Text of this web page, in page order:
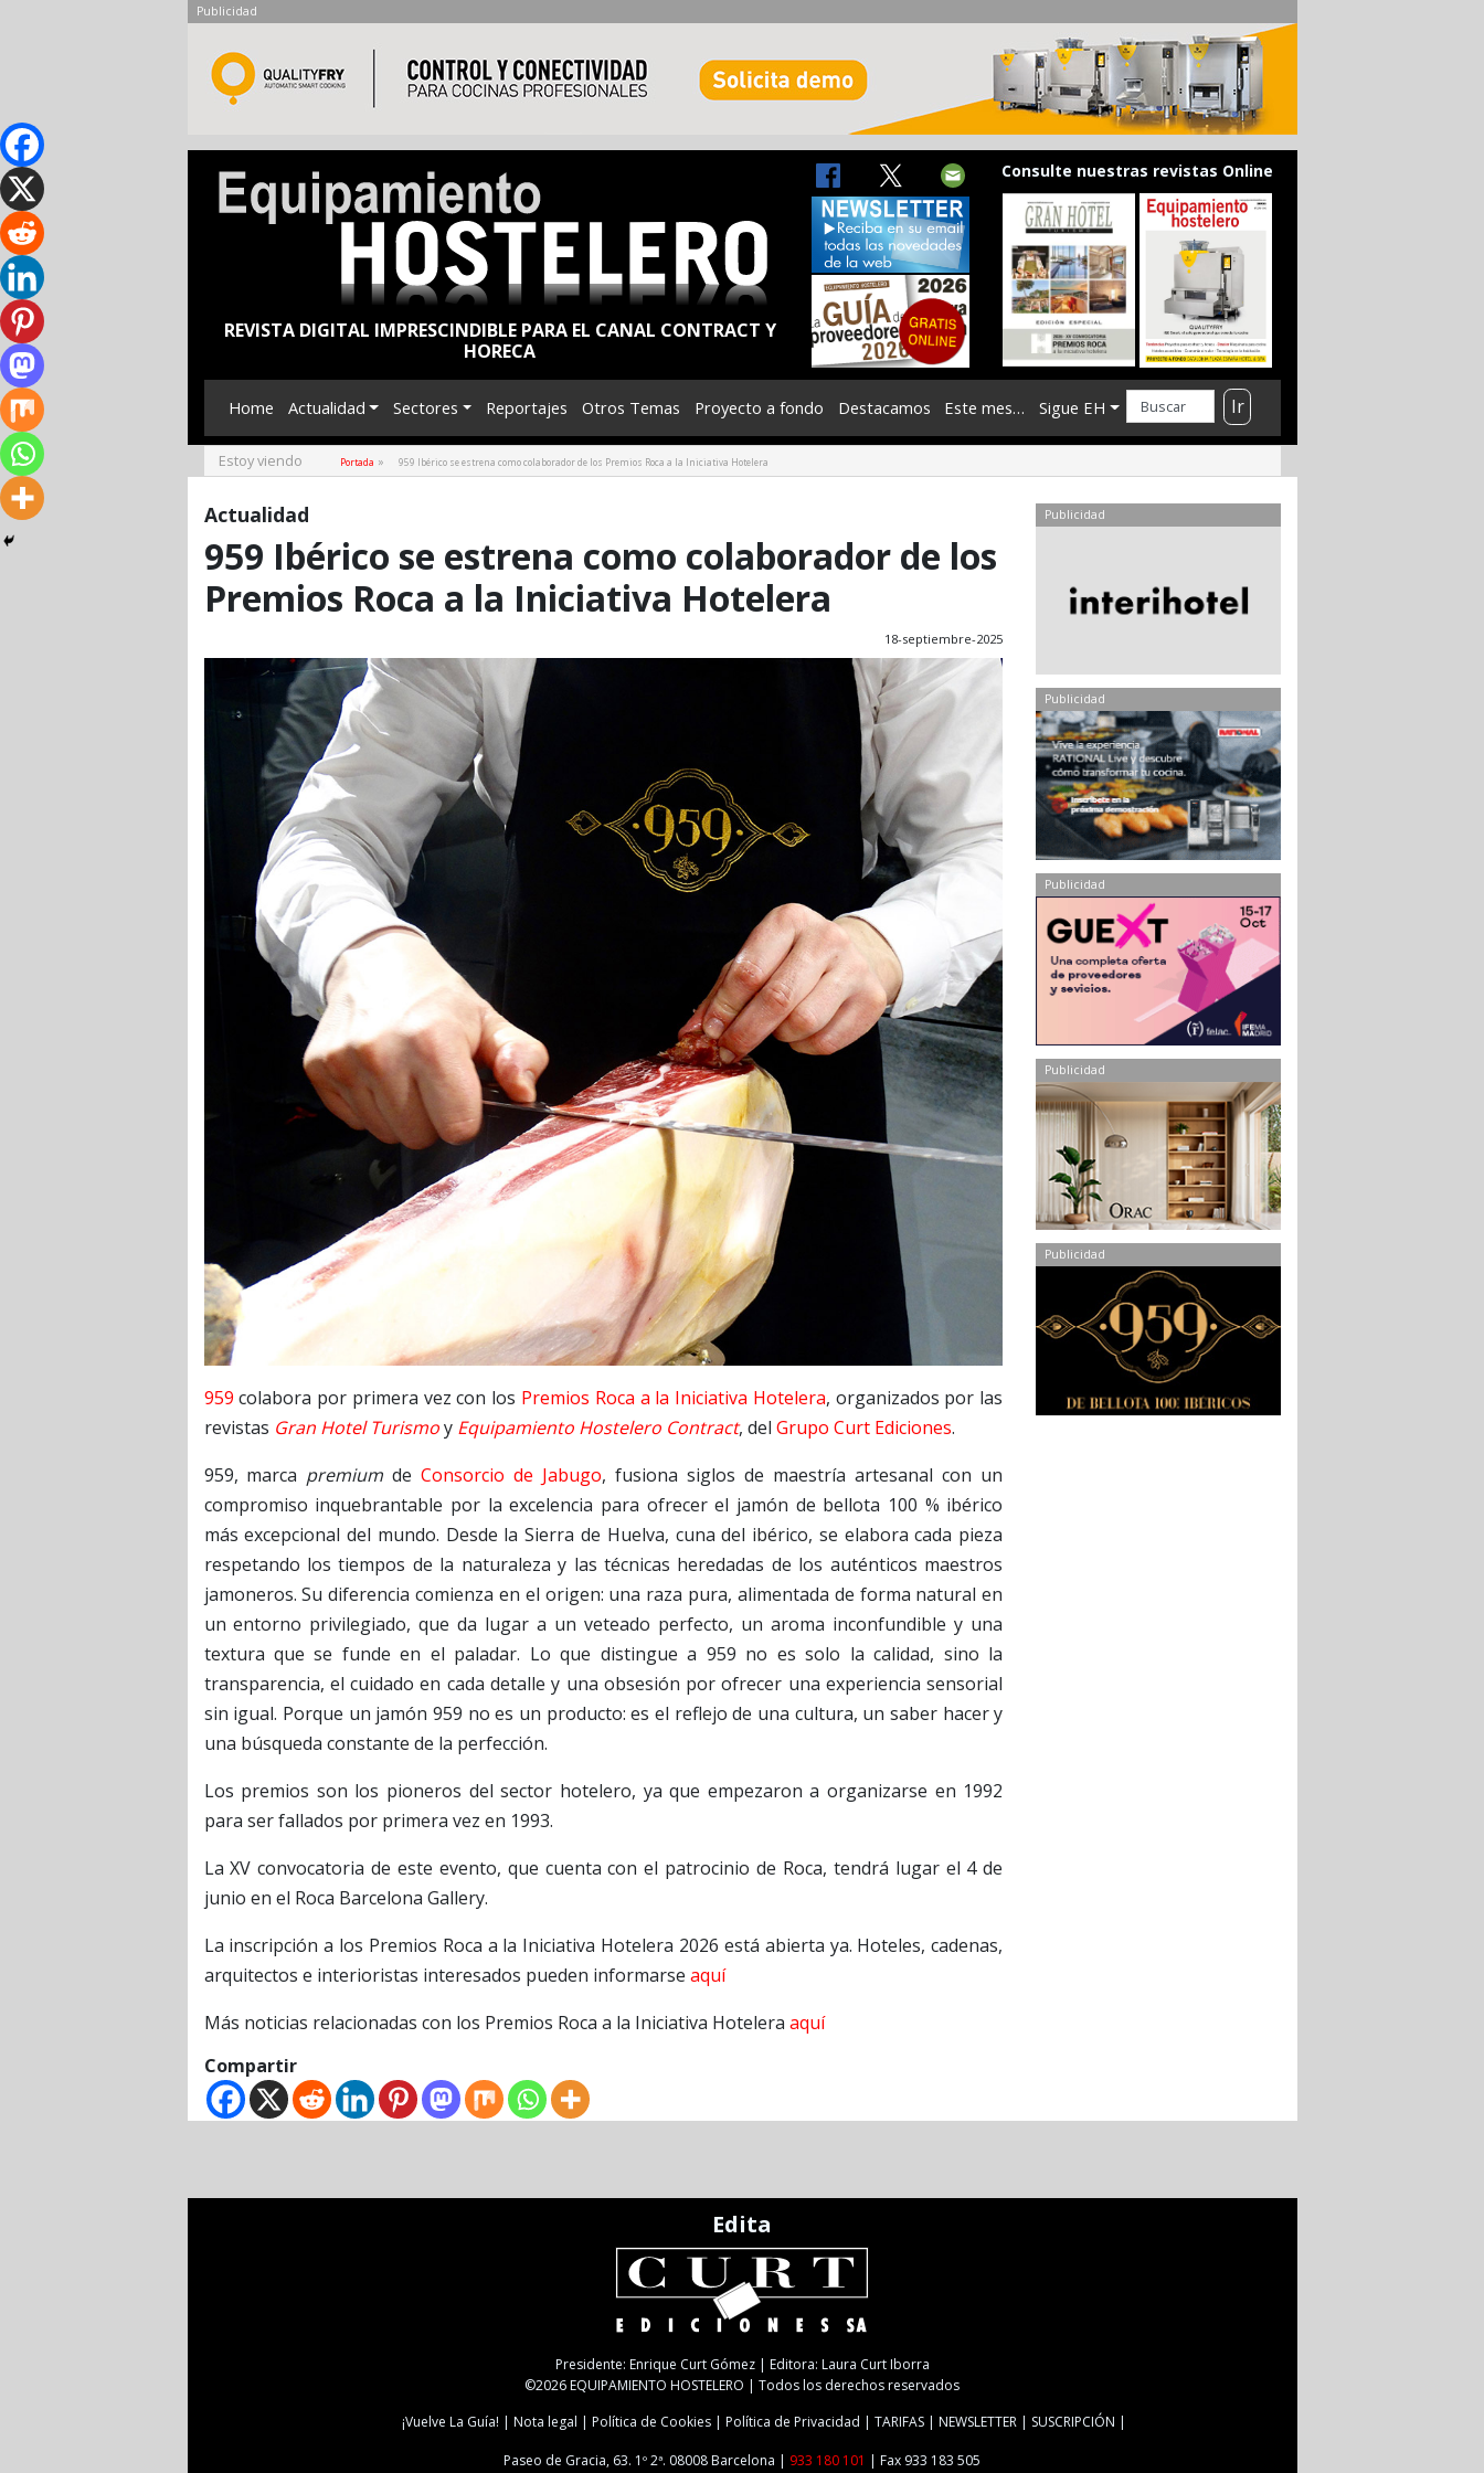
Publicidad
REVISTA DIGITAL IMPRESCINDIBLE PARA EL CANAL CONTRACT Y
HORECA
Consulte nuestras revistas Online
Home Actualidad Sectores Reportajes Otros Temas Proyecto a fondo Destacamos Este mes… Sigue EH Ir
Estoy viendo Portada » 959 Ibérico se estrena como colaborador de los Premios Roca a la Iniciativa Hotelera
Actualidad
959 Ibérico se estrena como colaborador de los
Premios Roca a la Iniciativa Hotelera
18-septiembre-2025
959 colabora por primera vez con los Premios Roca a la Iniciativa Hotelera, organizados por las
revistas Gran Hotel Turismoy Equipamiento Hostelero Contract, del Grupo Curt Ediciones.
959, marca premium deConsorcio de Jabugo, fusiona siglos de maestría artesanal con un
compromiso inquebrantable por la excelencia para ofrecer el jamón de bellota 100 % ibérico
más excepcional del mundo. Desde la Sierra de Huelva, cuna del ibérico, se elabora cada pieza
respetando los tiempos de la naturaleza y las técnicas heredadas de los auténticos maestros
jamoneros. Su diferencia comienza en el origen: una raza pura, alimentada de forma natural en
un entorno privilegiado, que da lugar a un veteado perfecto, un aroma inconfundible y una
textura que se funde en el paladar. Lo que distingue a 959 no es solo la calidad, sino la
transparencia, el cuidado en cada detalle y una obsesión por ofrecer una experiencia sensorial
sin igual. Porque un jamón 959 no es un producto: es el reflejo de una cultura, un saber hacer y
una búsqueda constante de la perfección.
Los premios son los pioneros del sector hotelero, ya que empezaron a organizarse en 1992
para ser fallados por primera vez en 1993.
La XV convocatoria de este evento, que cuenta con el patrocinio de Roca, tendrá lugar el 4 de
junio en el Roca Barcelona Gallery.
La inscripción a los Premios Roca a la Iniciativa Hotelera 2026 está abierta ya. Hoteles, cadenas,
arquitectos e interioristas interesados pueden informarse aquí
Más noticias relacionadas con los Premios Roca a la Iniciativa Hotelera aquí
Compartir
Publicidad
Publicidad
Publicidad
Publicidad
Publicidad
Edita
Presidente: Enrique Curt Gómez | Editora: Laura Curt Iborra
©2026 EQUIPAMIENTO HOSTELERO | Todos los derechos reservados
¡Vuelve La Guía!
Nota legal Política de Cookies Política de Privacidad TARIFAS NEWSLETTER SUSCRIPCIÓN
Paseo de Gracia, 63. 1º 2ª. 08008 Barcelona | 933 180 101 | Fax 933 183 505